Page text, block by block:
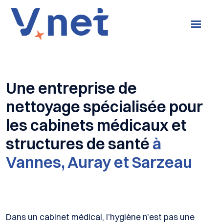
Une entreprise de
nettoyage spécialisée pour
les cabinets médicaux et
structures de santé à
Vannes, Auray et Sarzeau
Dans un cabinet médical, l’hygiène n’est pas une